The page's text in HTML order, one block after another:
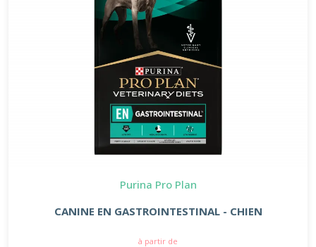
Purina Pro Plan
CANINE EN GASTROINTESTINAL - CHIEN
à partir de